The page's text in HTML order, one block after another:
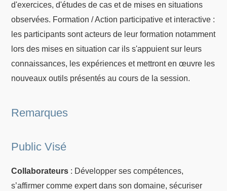
d'exercices, d'études de cas et de mises en situations
observées. Formation / Action participative et interactive :
les participants sont acteurs de leur formation notamment
lors des mises en situation car ils s'appuient sur leurs
connaissances, les expériences et mettront en œuvre les
nouveaux outils présentés au cours de la session.
Remarques
Public Visé
Collaborateurs : Développer ses compétences,
s’affirmer comme expert dans son domaine, sécuriser